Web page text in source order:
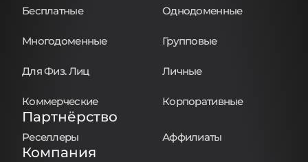
Бесплатные Однодоменные
Многодоменные Групповые
Для Физ. Лиц Личные
Коммерческие Корпоративные
Партнёрство
Реселлеры Аффилиаты
Компания